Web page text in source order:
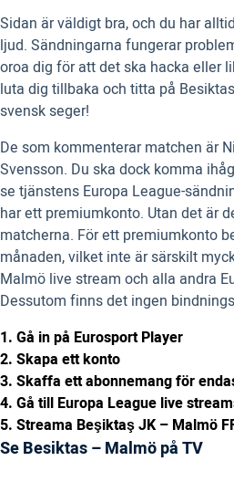
Sidan är väldigt bra, och du har
ljud. Sändningarna fungerar
oroa dig för att det ska hacka eller
luta dig tillbaka och titta på
svensk seger!
De som kommenterar matchen är
Svensson. Du ska dock komma
se tjänstens Europa League-
har ett premiumkonto. Utan det är
matcherna. För ett premiumkonto
månaden, vilket inte är särskilt
Malmö live stream och alla andra
Dessutom finns det ingen
1. Gå in på Eurosport Player
2. Skapa ett konto
3. Skaffa ett abonnemang för
4. Gå till Europa League live
5. Streama Beşiktaş JK – Malmö
Se Besiktas – Malmö på TV